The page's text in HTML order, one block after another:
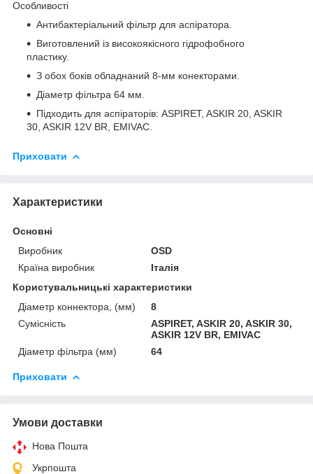
Особливості
Антибактеріальний фільтр для аспіратора.
Виготовлений із високоякісного гідрофобного
пластику.
З обох боків обладнаний 8-мм конекторами.
Діаметр фільтра 64 мм.
Підходить для аспіраторів: ASPIRET, ASKIR 20, ASKIR
30, ASKIR 12V BR, EMIVAC.
Приховати
Характеристики
Основні
Виробник
ОSD
Країна виробник
Італія
Користувальницькі характеристики
Діаметр коннектора, (мм)
8
Сумісність
ASPIRET, ASKIR 20, ASKIR 30,
ASKIR 12V BR, EMIVAC
Діаметр фільтра (мм)
64
Приховати
Умови доставки
Нова Пошта
Укрпошта